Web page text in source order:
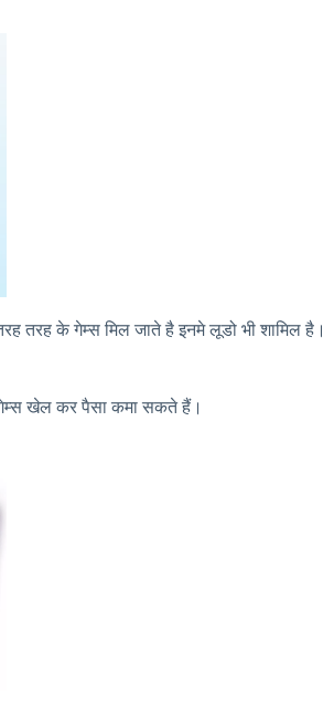
तरह के गेम्स मिल जाते है इनमे लूडो भी शामिल है।
खेल कर पैसा कमा सकते हैं।